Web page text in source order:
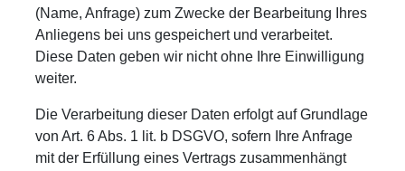
(Name, Anfrage) zum Zwecke der Bearbeitung Ihres
Anliegens bei uns gespeichert und verarbeitet.
Diese Daten geben wir nicht ohne Ihre Einwilligung
weiter.
Die Verarbeitung dieser Daten erfolgt auf Grundlage
von Art. 6 Abs. 1 lit. b DSGVO, sofern Ihre Anfrage
mit der Erfüllung eines Vertrags zusammenhängt